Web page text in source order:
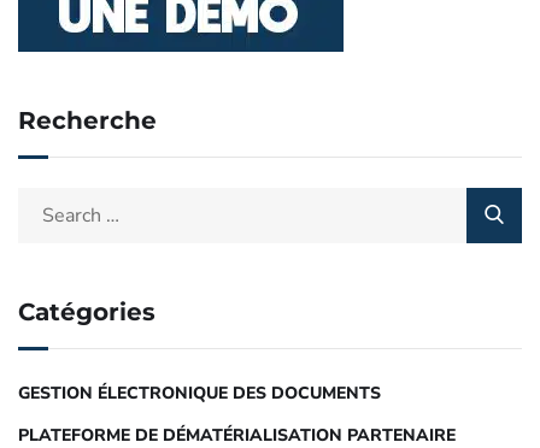
Recherche
Catégories
GESTION ÉLECTRONIQUE DES DOCUMENTS
PLATEFORME DE DÉMATÉRIALISATION PARTENAIRE